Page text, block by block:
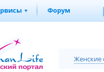
Форум
Женские